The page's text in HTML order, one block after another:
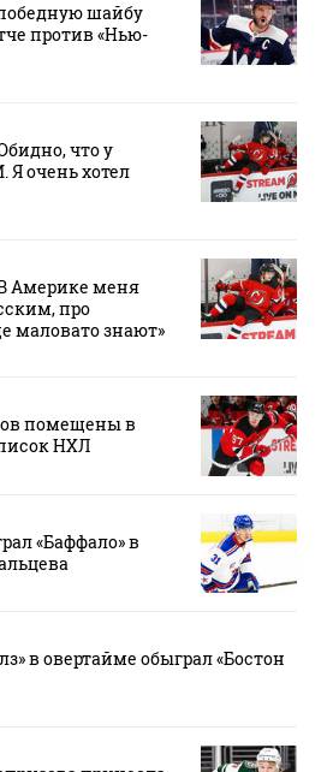
шайбу
против «Нью-
что у
очень хотел
Америке меня
про
маловато знают»
помещены в
НХЛ
«Баффало» в
в овертайме обыграл «Бостон